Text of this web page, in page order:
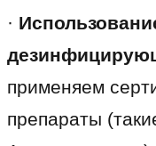
·
применяем
препараты